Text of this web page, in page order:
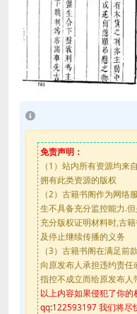
免责声明：
（1）站内所有资源均来
拥有此类资源的版权
（2）古籍书阁作为网络
生不具备充分监控能力.
充分版权证明材料时,古
及停止继续传播的义务
（3）古籍书阁在满足前
向原发布人承担违约责任
指控不成立而给原发布人
以上内容如果侵犯了你
qq:122593197 我们将尽